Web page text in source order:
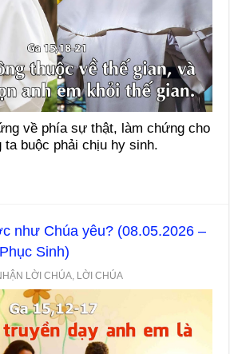
về phía sự thật, làm chứng cho
ta buộc phải chịu hy sinh.
như Chúa yêu? (08.05.2026 –
Sinh)
LỜI CHÚA LỜI CHÚA